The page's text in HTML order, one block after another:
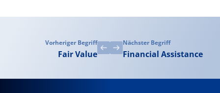
Vorheriger Begriff
Fair Value
Nächster Begriff
Financial Assistance